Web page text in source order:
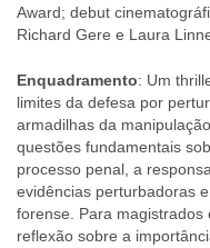
Award; debut
Richard Gere e Laura
Enquadramento: Um
limites da defesa por
armadilhas da
questões fundamentais
processo penal, a
evidências perturbadoras
forense. Para
reflexão sobre a